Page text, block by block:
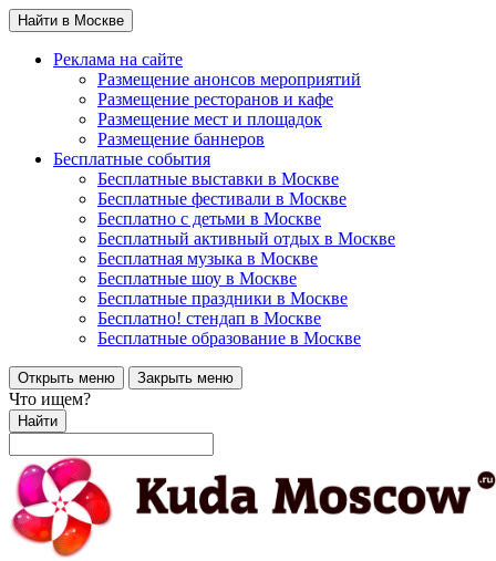
Найти в Москве
Реклама на сайте
Размещение анонсов мероприятий
Размещение ресторанов и кафе
Размещение мест и площадок
Размещение баннеров
Бесплатные события
Бесплатные выставки в Москве
Бесплатные фестивали в Москве
Бесплатно с детьми в Москве
Бесплатный активный отдых в Москве
Бесплатная музыка в Москве
Бесплатные шоу в Москве
Бесплатные праздники в Москве
Бесплатно! стендап в Москве
Бесплатные образование в Москве
Открыть меню Закрыть меню
Что ищем?
Найти